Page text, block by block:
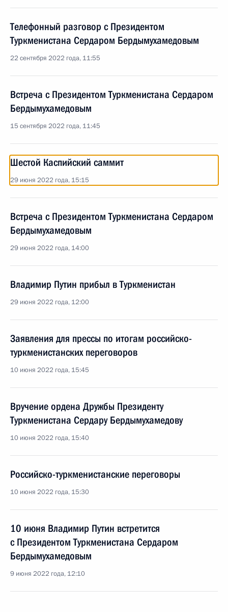
Телефонный разговор с Президентом
Туркменистана Сердаром Бердымухамедовым
22 сентября 2022 года, 11:55
Встреча с Президентом Туркменистана Сердаром
Бердымухамедовым
15 сентября 2022 года, 11:45
Шестой Каспийский саммит
29 июня 2022 года, 15:15
Встреча с Президентом Туркменистана Сердаром
Бердымухамедовым
29 июня 2022 года, 14:00
Владимир Путин прибыл в Туркменистан
29 июня 2022 года, 12:00
Заявления для прессы по итогам российско-
туркменистанских переговоров
10 июня 2022 года, 15:45
Вручение ордена Дружбы Президенту
Туркменистана Сердару Бердымухамедову
10 июня 2022 года, 15:40
Российско-туркменистанские переговоры
10 июня 2022 года, 15:30
10 июня Владимир Путин встретится
с Президентом Туркменистана Сердаром
Бердымухамедовым
9 июня 2022 года, 12:10